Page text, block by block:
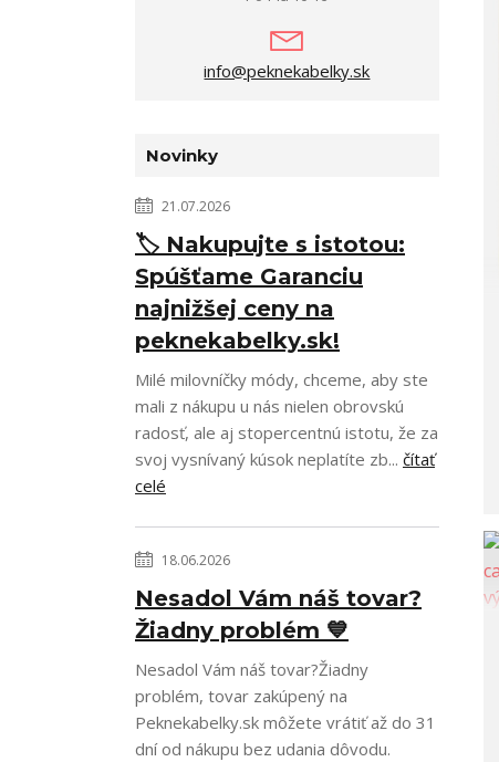
info@peknekabelky.sk
Novinky
21.07.2026
🏷️ Nakupujte s istotou:
Spúšťame Garanciu
najnižšej ceny na
peknekabelky.sk!
Milé milovníčky módy, chceme, aby ste
mali z nákupu u nás nielen obrovskú
radosť, ale aj stopercentnú istotu, že za
svoj vysnívaný kúsok neplatíte zb... čítať
celé
18.06.2026
Nesadol Vám náš tovar?
Žiadny problém 💙
Nesadol Vám náš tovar?Žiadny
problém, tovar zakúpený na
Peknekabelky.sk môžete vrátiť až do 31
dní od nákupu bez udania dôvodu.